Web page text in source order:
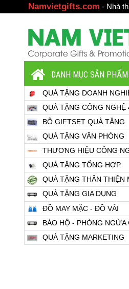
Namvietgifts.com - Nhà
DANH MỤC SẢN PHẨM
QUÀ TẶNG DOANH
QUÀ TẶNG CÔNG NGHỆ
BỘ GIFTSET QUÀ TẶNG
QUÀ TẶNG VĂN PHÒNG
THƯƠNG HIỆU CÔNG
QUÀ TẶNG TỔNG HỢP
QUÀ TẶNG THÂN THIỆN
QUÀ TẶNG GIA DỤNG
ĐỒ MAY MẶC - ĐỒ VẢI
BẢO HỘ - PHÒNG NGỪA
QUÀ TẶNG MARKETING